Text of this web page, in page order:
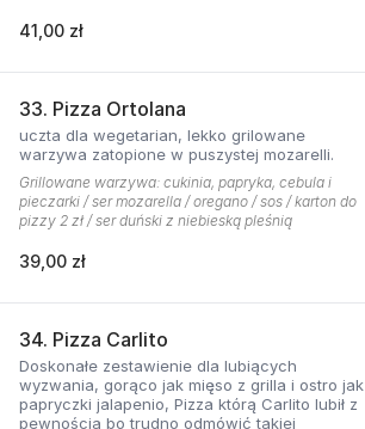
41,00 zł
33. Pizza Ortolana
uczta dla wegetarian, lekko grilowane
warzywa zatopione w puszystej mozarelli.
Grillowane warzywa: cukinia, papryka, cebula i
pieczarki / ser mozarella / oregano / sos / karton do
pizzy 2 zł / ser duński z niebieską pleśnią
39,00 zł
34. Pizza Carlito
Doskonałe zestawienie dla lubiących
wyzwania, gorąco jak mięso z grilla i ostro jak
papryczki jalapenio, Pizza którą Carlito lubił z
pewnością bo trudno odmówić takiej